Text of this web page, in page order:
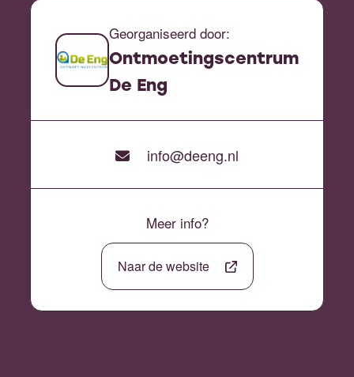
Georganiseerd door:
Ontmoetingscentrum
De Eng
info@deeng.nl
Meer info?
Naar de website